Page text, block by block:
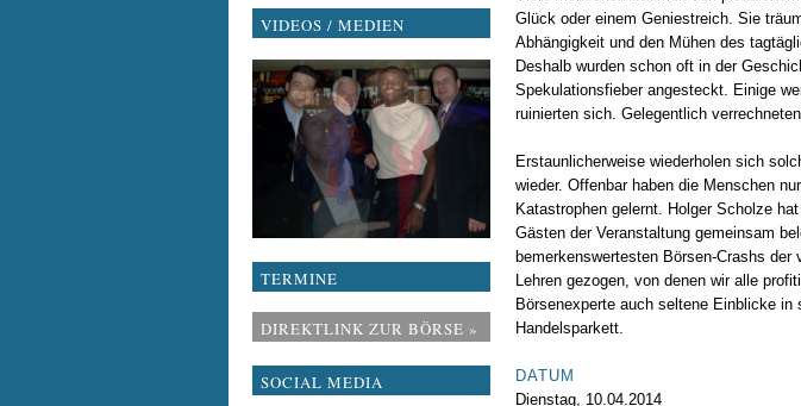
Glück oder einem Geniestreich. Sie
Abhängigkeit und den Mühen des
Deshalb wurden schon oft in der
Spekulationsfieber angesteckt. Einige
ruinierten sich. Gelegentlich
Erstaunlicherweise wiederholen sich
wieder. Offenbar haben die Menschen
Katastrophen gelernt. Holger Scholze
Gästen der Veranstaltung gemeinsam
bemerkenswertesten Börsen-Crashs der
Lehren gezogen, von denen wir alle
Börsenexperte auch seltene Einblicke in
Handelsparkett.
DATUM
Dienstag, 10.04.2014
VIDEOS / MEDIEN
TERMINE
DIREKTLINK ZUR BÖRSE »
SOCIAL MEDIA